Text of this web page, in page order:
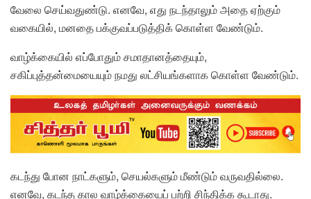
வேலை செய்வதுண்டு. எனவே, எது நடந்தாலும் அதை ஏற்கும்
வகையில், மனதை பக்குவப்படுத்திக் கொள்ள வேண்டும்.
வாழ்க்கையில் எப்போதும் சமாதானத்தையும்,
சகிப்புத்தன்மையையும் நமது லட்சியங்களாக கொள்ள வேண்டும்.
கடந்து போன நாட்களும், செயல்களும் மீண்டும் வருவதில்லை.
எனவே, கடந்த கால வாழ்க்கையைப் பற்றி சிந்திக்க கூடாது.